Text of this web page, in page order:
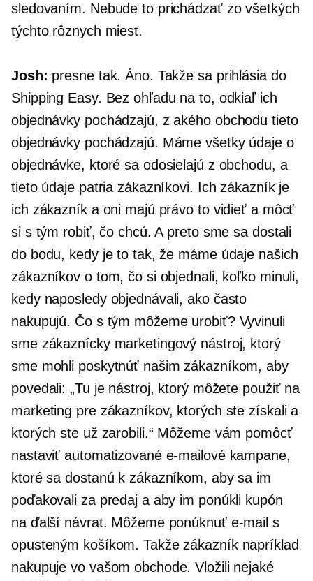
sledovaním. Nebude to prichádzať zo všetkých
týchto rôznych miest.
Josh: presne tak. Áno. Takže sa prihlásia do
Shipping Easy. Bez ohľadu na to, odkiaľ ich
objednávky pochádzajú, z akého obchodu tieto
objednávky pochádzajú. Máme všetky údaje o
objednávke, ktoré sa odosielajú z obchodu, a
tieto údaje patria zákazníkovi. Ich zákazník je
ich zákazník a oni majú právo to vidieť a môcť
si s tým robiť, čo chcú. A preto sme sa dostali
do bodu, kedy je to tak, že máme údaje našich
zákazníkov o tom, čo si objednali, koľko minuli,
kedy naposledy objednávali, ako často
nakupujú. Čo s tým môžeme urobiť? Vyvinuli
sme zákaznícky marketingový nástroj, ktorý
sme mohli poskytnúť našim zákazníkom, aby
povedali: „Tu je nástroj, ktorý môžete použiť na
marketing pre zákazníkov, ktorých ste získali a
ktorých ste už zarobili.“ Môžeme vám pomôcť
nastaviť automatizované e-mailové kampane,
ktoré sa dostanú k zákazníkom, aby sa im
poďakovali za predaj a aby im ponúkli kupón
na ďalší návrat. Môžeme ponúknuť e-mail s
opusteným košíkom. Takže zákazník napríklad
nakupuje vo vašom obchode. Vložili nejaké